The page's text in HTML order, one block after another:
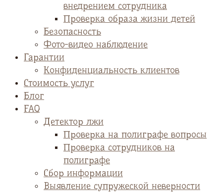
внедрением сотрудника
Проверка образа жизни детей
Безопасность
Фото-видео наблюдение
Гарантии
Конфиденциальность клиентов
Стоимость услуг
Блог
FAQ
Детектор лжи
Проверка на полиграфе вопросы
Проверка сотрудников на
полиграфе
Сбор информации
Выявление супружеской неверности